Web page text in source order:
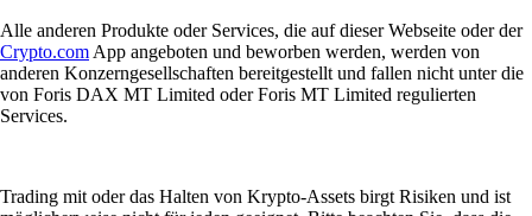
Alle anderen Produkte oder Services, die auf dieser Webseite oder der
Crypto.com App angeboten und beworben werden, werden von
anderen Konzerngesellschaften bereitgestellt und fallen nicht unter die
von Foris DAX MT Limited oder Foris MT Limited regulierten
Services.
Trading mit oder das Halten von Krypto-Assets birgt Risiken und ist